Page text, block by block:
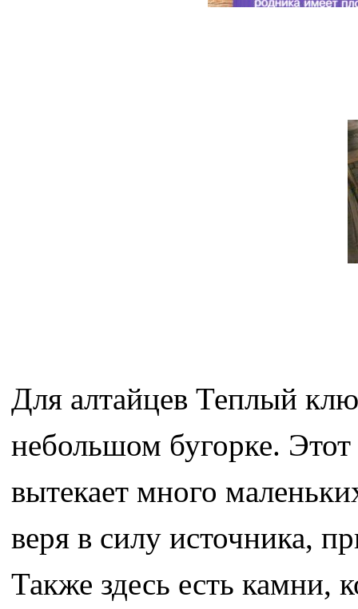
Для алтайцев Теплый
небольшом бугорке. Этот
вытекает много
веря в силу источника,
Также здесь есть камни,